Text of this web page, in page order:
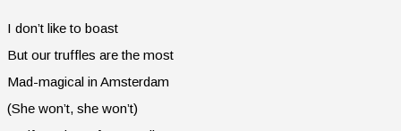
I don’t like to boast
But our truffles are the most
Mad-magical in Amsterdam
(She won’t, she won’t)